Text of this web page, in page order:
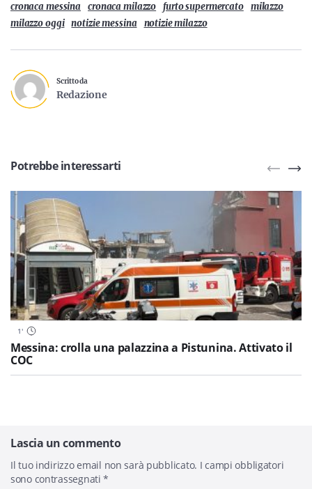
cronaca messina cronaca milazzo furto supermercato
milazzo
milazzo oggi notizie messina notizie milazzo
Scritto da
Redazione
Potrebbe interessarti
1'
Messina: crolla una palazzina a Pistunina. Attivato il
COC
Lascia un commento
Il tuo indirizzo email non sarà pubblicato. I campi obbligatori
sono contrassegnati*